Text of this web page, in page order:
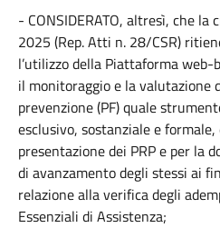
- CONSIDERATO, altresì, che
2025 (Rep. Atti n. 28/CSR)
l’utilizzo della Piattaforma web-
il monitoraggio e la valutazione
prevenzione (PF) quale
esclusivo, sostanziale e
presentazione dei PRP e per la
di avanzamento degli stessi ai
relazione alla verifica degli
Essenziali di Assistenza;